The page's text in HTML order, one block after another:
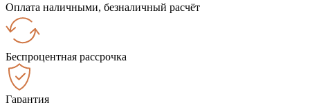
Оплата наличными, безналичный расчёт
Беспроцентная рассрочка
Гарантия